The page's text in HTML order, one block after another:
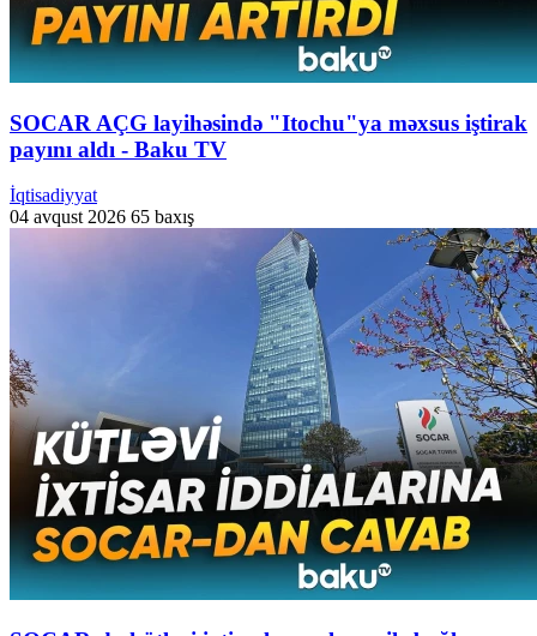
SOCAR AÇG layihəsində "Itochu"ya məxsus iştirak
payını aldı - Baku TV
İqtisadiyyat
04 avqust 2026 65 baxış